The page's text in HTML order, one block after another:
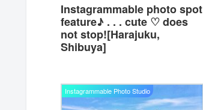
Instagrammable photo spot
feature♪ . . . cute ♡ does
not stop![Harajuku,
Shibuya]
Instagrammable Photo Studio